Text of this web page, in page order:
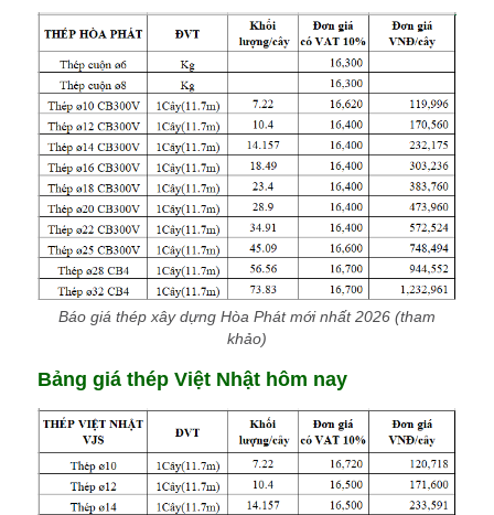
Báo giá thép xây dựng Hòa Phát mới nhất 2026 (tham
khảo)
Bảng giá thép Việt Nhật hôm nay